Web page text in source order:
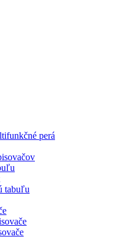
perá
tabuľu